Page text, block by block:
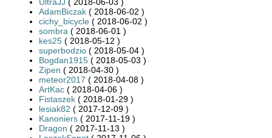
AdamBiczak ( 2018-06-02 )
cichy_bicycle ( 2018-06-02 )
sombra ( 2018-06-01 )
kes25 ( 2018-05-12 )
superbodzio ( 2018-05-04 )
Bogdan1915 ( 2018-05-03 )
Zipen ( 2018-04-30 )
meteor2017 ( 2018-04-08 )
ArtKac ( 2018-04-06 )
Fistaszek ( 2018-01-29 )
lesiak82 ( 2017-12-09 )
Kanoniers ( 2017-11-19 )
Dragon ( 2017-11-13 )